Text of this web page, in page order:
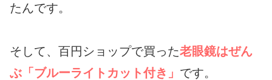
たんです。
そして、百円ショップで買った老眼鏡はぜん
ぶ「ブルーライトカット付き」 です。